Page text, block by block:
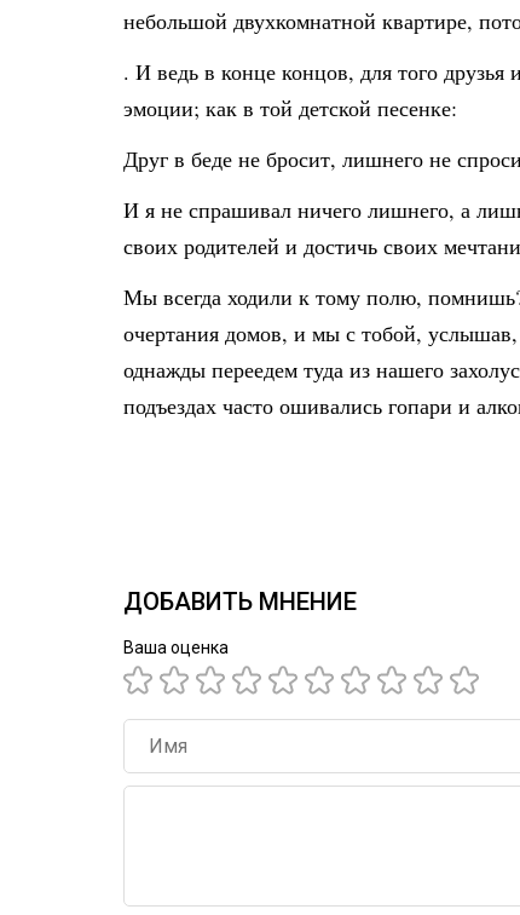
небольшой двухкомнатной квартире,
. И ведь в конце концов, для того
эмоции; как в той детской песенке:
Друг в беде не бросит, лишнего не
И я не спрашивал ничего лишнего, а
своих родителей и достичь своих
Мы всегда ходили к тому полю,
очертания домов, и мы с тобой,
однажды переедем туда из нашего
подъездах часто ошивались гопари и
ДОБАВИТЬ МНЕНИЕ
Ваша оценка